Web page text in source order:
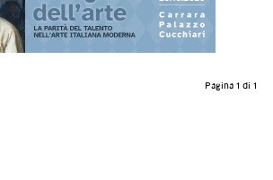
Pagina 1 di 1